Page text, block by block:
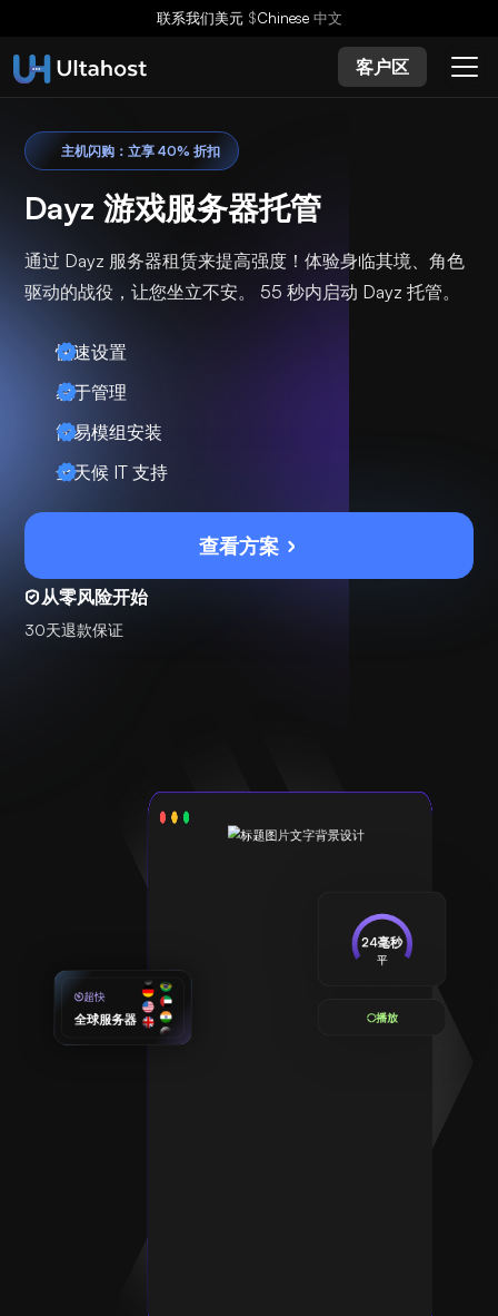
联系我们美元 $Chinese 中文
客户区
主机闪购：立享 40% 折扣
Dayz 游戏服务器托管
通过 Dayz 服务器租赁来提高强度！体验身临其境、角色
驱动的战役，让您坐立不安。 55 秒内启动 Dayz 托管。
快速设置
易于管理
简易模组安装
全天候 IT 支持
查看方案
从零风险开始
30天退款保证
超快
全球服务器
24毫秒
平
播放